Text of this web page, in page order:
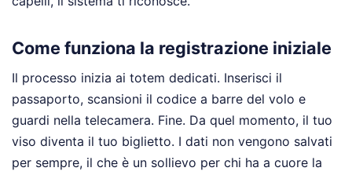
Come funziona la registrazione iniziale
Il processo inizia ai totem dedicati. Inserisci il
passaporto, scansioni il codice a barre del volo e
guardi nella telecamera. Fine. Da quel momento, il tuo
viso diventa il tuo biglietto. I dati non vengono salvati
per sempre, il che è un sollievo per chi ha a cuore la